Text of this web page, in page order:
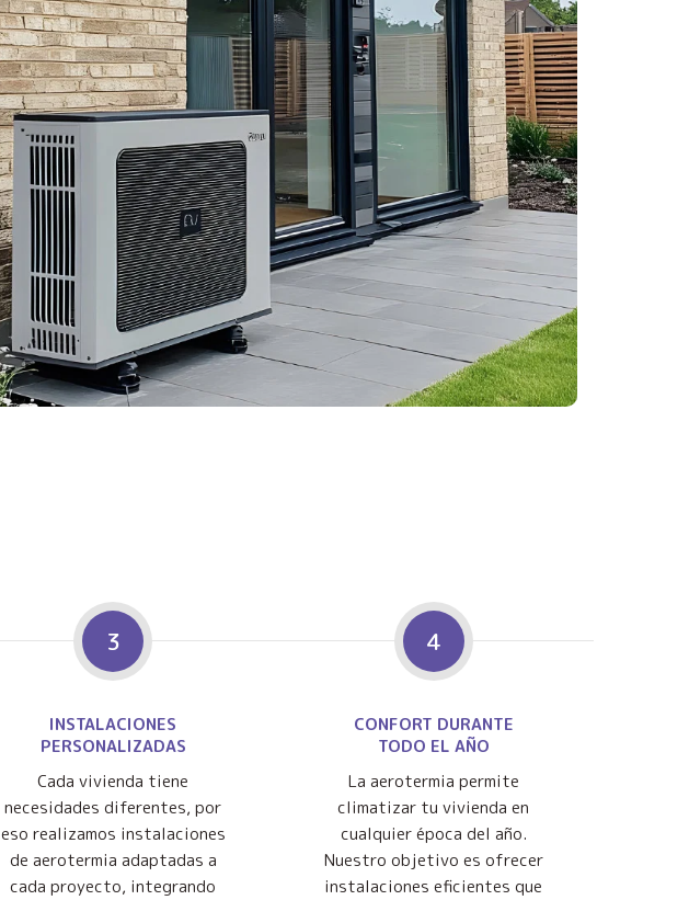
3
INSTALACIONES
PERSONALIZADAS
Cada vivienda tiene
necesidades diferentes, por
eso realizamos instalaciones
de aerotermia adaptadas a
cada proyecto, integrando
4
CONFORT DURANTE
TODO EL AÑO
La aerotermia permite
climatizar tu vivienda en
cualquier época del año.
Nuestro objetivo es ofrecer
instalaciones eficientes que